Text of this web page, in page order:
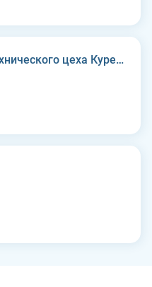
Старший мастер гидротехнического цеха Курейской ГЭС (п. Светлогорск)